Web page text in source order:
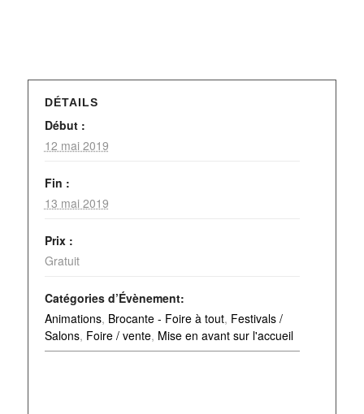
DÉTAILS
Début :
12 mai 2019
Fin :
13 mai 2019
Prix :
Gratuit
Catégories d’Évènement:
Animations, Brocante - Foire à tout, Festivals /
Salons, Foire / vente, Mise en avant sur l'accueil